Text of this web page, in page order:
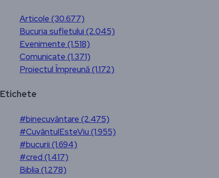
Articole (30.677)
Bucuria sufletului (2.045)
Evenimente (1.518)
Comunicate (1.371)
Proiectul Împreună (1.172)
Etichete
#binecuvântare (2.475)
#CuvântulEsteViu (1.955)
#bucurii (1.694)
#cred (1.417)
Biblia (1.278)